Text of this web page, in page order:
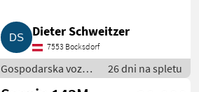
Dieter Schweitzer
7553 Bocksdorf
Gospodarska vozila
/ Tovornjak
26 dni na spletu